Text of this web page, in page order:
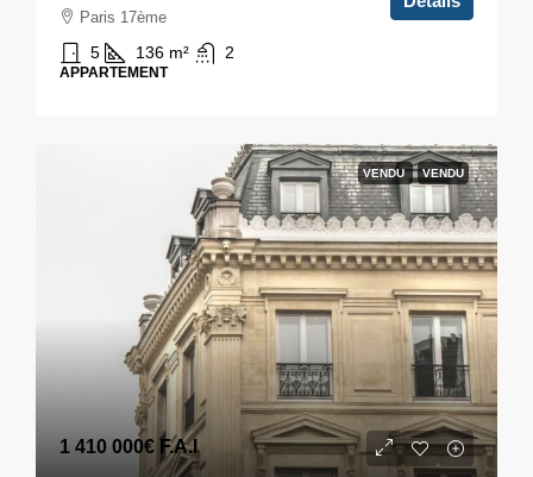
Paris 17ème
5 136 m² 2
APPARTEMENT
VENDU VENDU
1 410 000€ F.A.I